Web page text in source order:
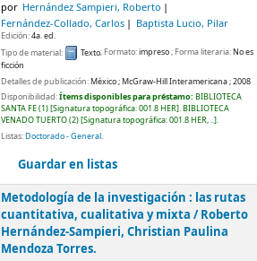
por Hernández Sampieri, Roberto
Fernández-Collado, Carlos
Baptista Lucio, Pilar
Edición:4a. ed.
Tipo de material:
Texto; Formato:impreso; Forma literaria:No es
ficción
Detalles de publicación:México;McGraw-Hill Interamericana;2008
Disponibilidad:Ítems disponibles para préstamo: BIBLIOTECA
SANTA FE(1) Signatura topográfica:001.8 HER .BIBLIOTECA
VENADO TUERTO(2) Signatura topográfica:001.8 HER, .. .
Listas:Doctorado - General.
Guardar en listas
Metodología de la investigación : las rutas
cuantitativa, cualitativa y mixta /Roberto
Hernández-Sampieri, Christian Paulina
Mendoza Torres.